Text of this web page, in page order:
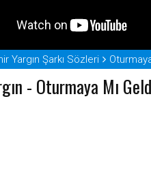
Yargın Şarkı Sözleri
- Oturmaya Mı